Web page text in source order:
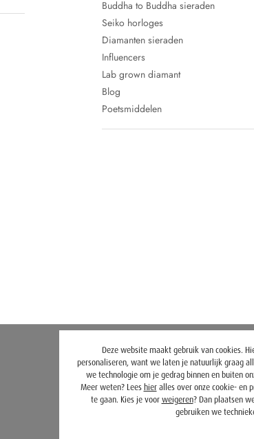
Buddha to Buddha sieraden
Seiko horloges
Diamanten sieraden
Influencers
Lab grown diamant
Blog
Poetsmiddelen
Deze website maakt gebruik van cookies.
personaliseren, want we laten je natuurlijk graag
we technologie om je gedrag binnen en buiten
Meer weten? Lees hieralles over onze cookie- en
te gaan. Kies je voor weigeren? Dan plaatsen
gebruiken we